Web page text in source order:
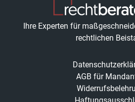
Ihre Experten für
rechtlichen
AGB für